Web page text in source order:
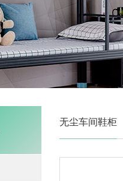
无尘车间鞋柜